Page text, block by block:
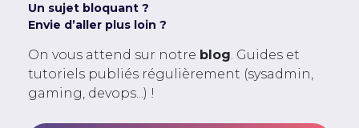
Un sujet bloquant ?
Envie d’aller plus loin ?
On vous attend sur notre blog. Guides et
tutoriels publiés régulièrement (sysadmin,
gaming, devops...) !